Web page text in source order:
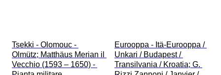
Tsekki - Olomouc -
Olmütz; Matthäus Merian il
Vecchio (1593 – 1650) -
Eurooppa - Itä-Eurooppa /
Unkari / Budapest /
Transilvania / Kroatia; G.